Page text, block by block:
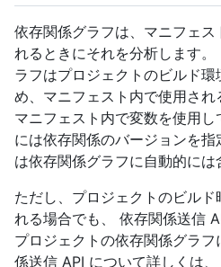
依存関係グラフは、マニフェ
れるときにそれを分析します
ラフはプロジェクトのビルド
め、マニフェスト内で使用され
マニフェスト内で変数を使用
には依存関係のバージョンを
は依存関係グラフに自動的には
ただし、プロジェクトのビル
れる場合でも、 依存関係送信
プロジェクトの依存関係グラ
係送信 API について詳しくは、